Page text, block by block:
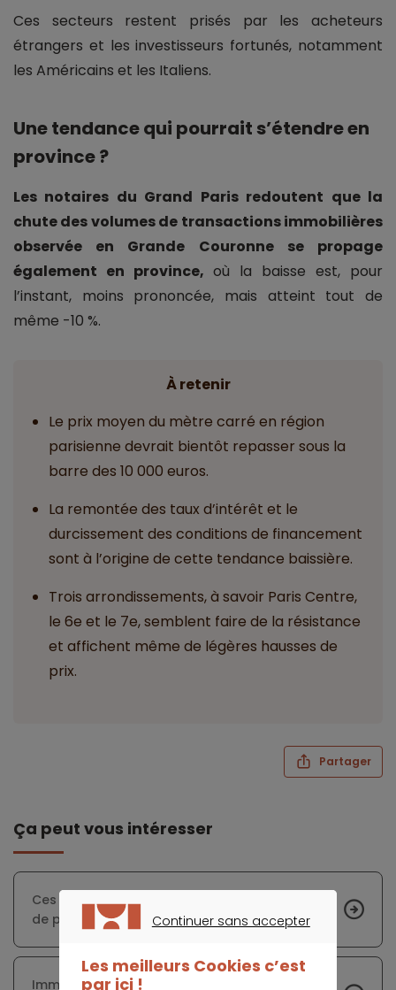
Ces secteurs restent prisés par les acheteurs
étrangers et les investisseurs fortunés, notamment
les Américains et les Italiens.
Une tendance qui pourrait s’étendre en
province ?
Les notaires du Grand Paris redoutent que la
chute des volumes de transactions immobilières
observée en Grande Couronne se propage
également en province, où la baisse est, pour
l’instant, moins prononcée, mais atteint tout de
même -10 %.
À retenir
Le prix moyen du mètre carré en région
parisienne devrait bientôt repasser sous la
barre des 10 000 euros.
La remontée des taux d’intérêt et le
durcissement des conditions de financement
sont à l’origine de cette tendance baissière.
Trois arrondissements, à savoir Paris Centre,
le 6e et le 7e, semblent faire de la résistance
et affichent même de légères hausses de
prix.
Partager
Ça peut vous intéresser
Ces stations balnéaires où l’on retrouve le plus
de passoires thermiques
Immobilier : acheter ou attendre la baisse des
Continuer sans accepter
Les meilleurs Cookies c’est
par ici !